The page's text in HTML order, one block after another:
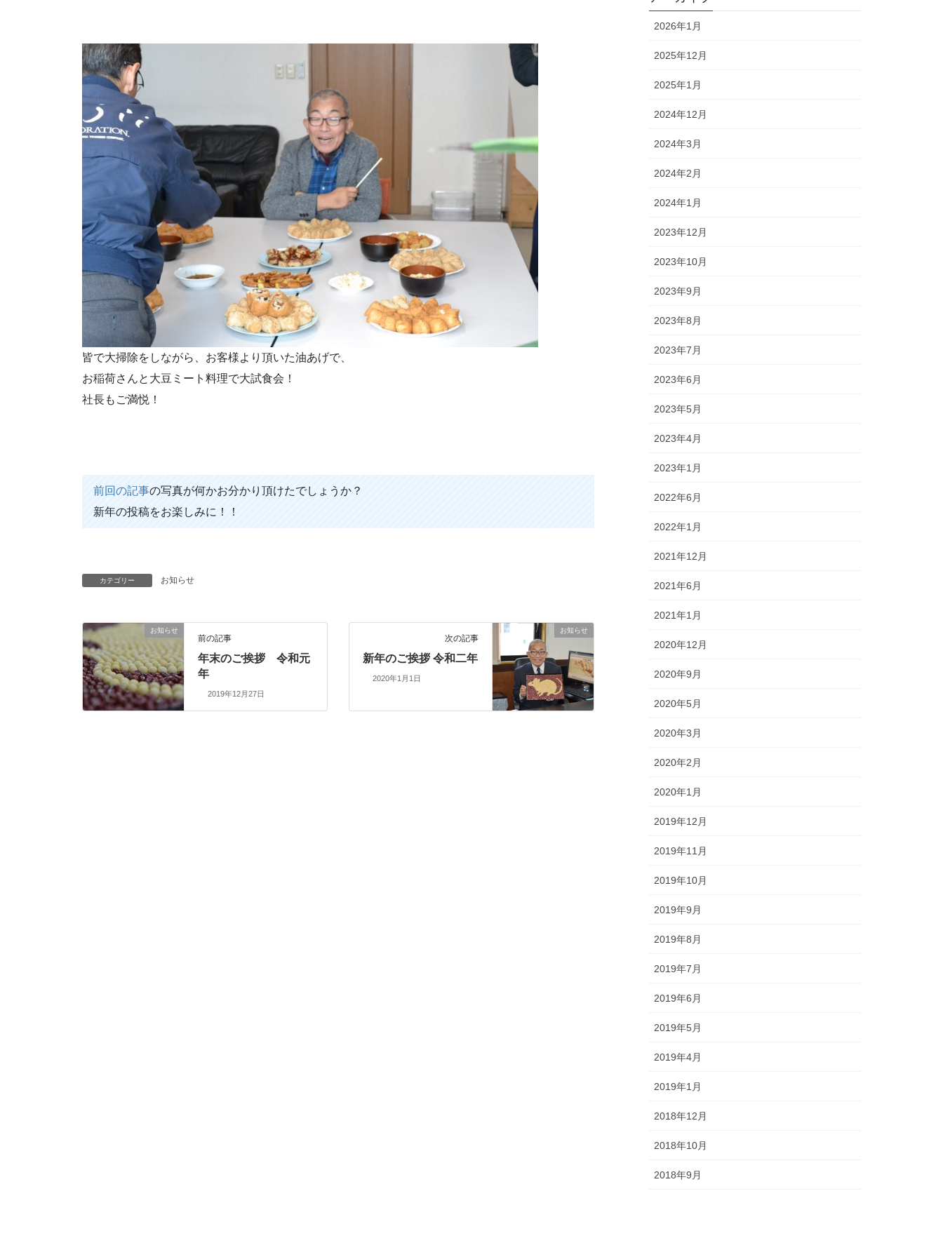
皆で大掃除をしながら、お客様より頂いた油あげで、
お稲荷さんと大豆ミート料理で大試食会！
社長もご満悦！
前回の記事の写真が何かお分かり頂けたでしょうか？
新年の投稿をお楽しみに！！
カテゴリー お知らせ
お知らせ
前の記事
年末のご挨拶 令和元
年
2019年12月27日
お知らせ
次の記事
新年のご挨拶 令和二年
2020年1月1日
2026年1月
2025年12月
2025年1月
2024年12月
2024年3月
2024年2月
2024年1月
2023年12月
2023年10月
2023年9月
2023年8月
2023年7月
2023年6月
2023年5月
2023年4月
2023年1月
2022年6月
2022年1月
2021年12月
2021年6月
2021年1月
2020年12月
2020年9月
2020年5月
2020年3月
2020年2月
2020年1月
2019年12月
2019年11月
2019年10月
2019年9月
2019年8月
2019年7月
2019年6月
2019年5月
2019年4月
2019年1月
2018年12月
2018年10月
2018年9月